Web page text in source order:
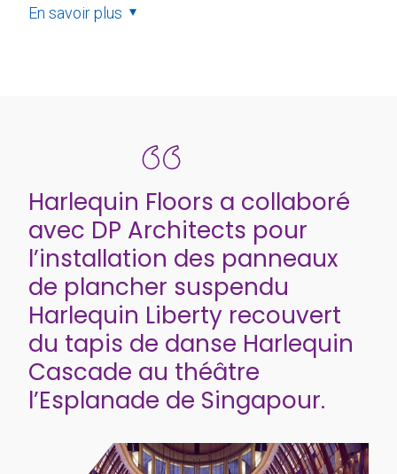
En savoir plus
Harlequin Floors a collaboré
avec DP Architects pour
l’installation des panneaux
de plancher suspendu
Harlequin Liberty recouvert
du tapis de danse Harlequin
Cascade au théâtre
l’Esplanade de Singapour.